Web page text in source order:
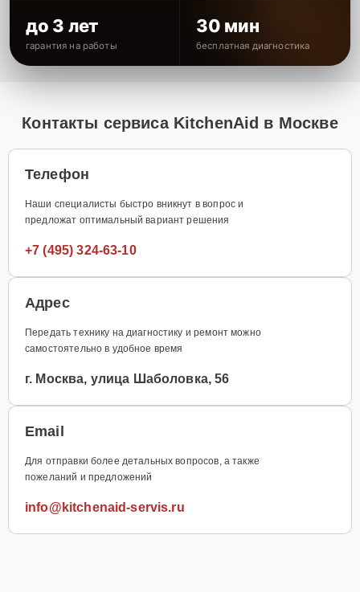
до 3 лет
гарантия на работы
30 мин
бесплатная диагностика
Контакты сервиса KitchenAid в Москве
Телефон
Наши специалисты быстро вникнут в вопрос и
предложат оптимальный вариант решения
+7 (495) 324-63-10
Адрес
Передать технику на диагностику и ремонт можно
самостоятельно в удобное время
г. Москва, улица Шаболовка, 56
Email
Для отправки более детальных вопросов, а также
пожеланий и предложений
info@kitchenaid-servis.ru